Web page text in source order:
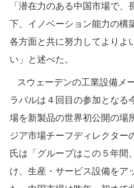
「潜在力のある中国市場で、
下、イノベーション能力の構
各方面と共に努力してよりよ
い」と述べた。
スウェーデンの工業設備メ
ラバルは４回目の参加となる
場を新製品の世界初公開の場
ジア市場チーフディレクター
氏は「グループはこの５年間
け、生産・サービス設備をア